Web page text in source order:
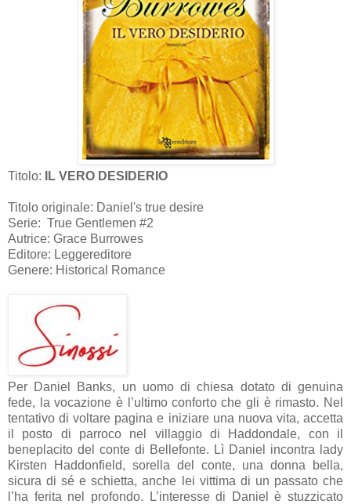
Titolo: IL VERO DESIDERIO
Titolo originale: Daniel's true desire
Serie: True Gentlemen #2
Autrice: Grace Burrowes
Editore: Leggereditore
Genere: Historical Romance
Per Daniel Banks, un uomo di chiesa dotato di genuina
fede, la vocazione è l’ultimo conforto che gli è rimasto. Nel
tentativo di voltare pagina e iniziare una nuova vita, accetta
il posto di parroco nel villaggio di Haddondale, con il
beneplacito del conte di Bellefonte. Lì Daniel incontra lady
Kirsten Haddonfield, sorella del conte, una donna bella,
sicura di sé e schietta, anche lei vittima di un passato che
l’ha ferita nel profondo. L’interesse di Daniel è stuzzicato